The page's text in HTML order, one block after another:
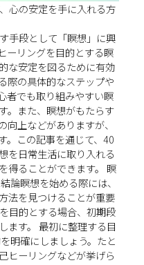
心の安定を手に入れる方
手段として「瞑想」に興
ーリングを目的とする瞑
な安定を図るために有効
際の具体的なステップや
者でも取り組みやすい瞑
。また、瞑想がもたらす
上などがありますが、
。この記事を通じて、40
を日常生活に取り入れる
得ることができます。 瞑
論瞑想を始める際には、
法を見つけることが重要
目的とする場合、初期段
ます。 最初に整理する目
明確にしましょう。たと
ヒーリングなどが挙げら